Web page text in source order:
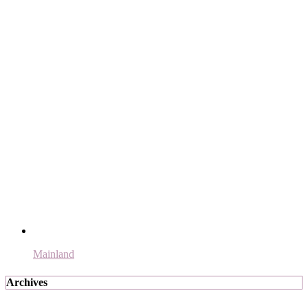
Mainland
Archives